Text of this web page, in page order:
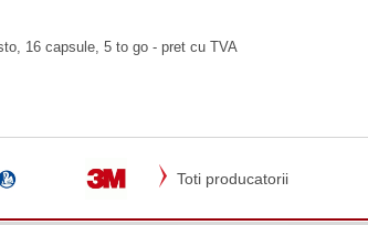
16 capsule, 5 to go - pret cu TVA
Toti producatorii